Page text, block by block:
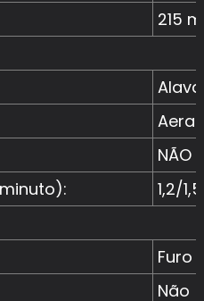
215
NÃO
1,2/
Furo
Não